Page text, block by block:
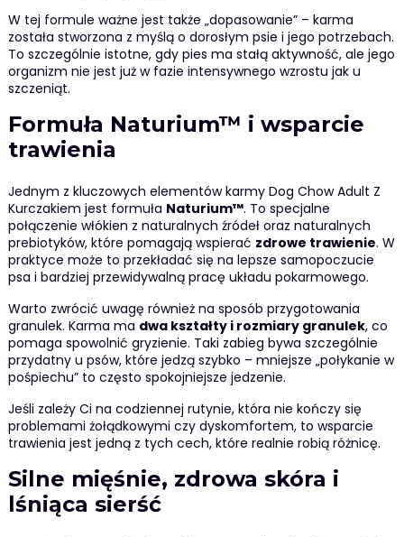
W tej formule ważne jest także „dopasowanie” – karma
została stworzona z myślą o dorosłym psie i jego potrzebach.
To szczególnie istotne, gdy pies ma stałą aktywność, ale jego
organizm nie jest już w fazie intensywnego wzrostu jak u
szczeniąt.
Formuła Naturium™ i wsparcie
trawienia
Jednym z kluczowych elementów karmy Dog Chow Adult Z
Kurczakiem jest formuła Naturium™. To specjalne
połączenie włókien z naturalnych źródeł oraz naturalnych
prebiotyków, które pomagają wspierać zdrowe trawienie. W
praktyce może to przekładać się na lepsze samopoczucie
psa i bardziej przewidywalną pracę układu pokarmowego.
Warto zwrócić uwagę również na sposób przygotowania
granulek. Karma ma dwa kształty i rozmiary granulek, co
pomaga spowolnić gryzienie. Taki zabieg bywa szczególnie
przydatny u psów, które jedzą szybko – mniejsze „połykanie w
pośpiechu” to często spokojniejsze jedzenie.
Jeśli zależy Ci na codziennej rutynie, która nie kończy się
problemami żołądkowymi czy dyskomfortem, to wsparcie
trawienia jest jedną z tych cech, które realnie robią różnicę.
Silne mięśnie, zdrowa skóra i
lśniąca sierść